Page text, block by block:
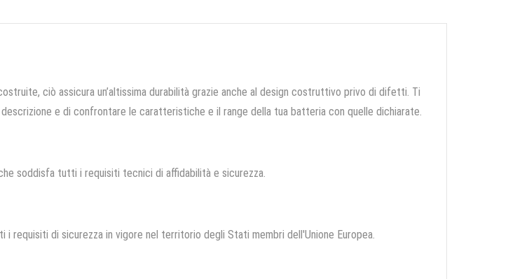
ciò assicura un’altissima durabilità grazie anche al design costruttivo privo di difetti. Ti
e di confrontare le caratteristiche e il range della tua batteria con quelle dichiarate.
soddisfa tutti i requisiti tecnici di affidabilità e sicurezza.
requisiti di sicurezza in vigore nel territorio degli Stati membri dell'Unione Europea.